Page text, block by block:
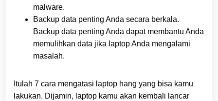
malware.
Backup data penting Anda secara berkala.
Backup data penting Anda dapat membantu Anda
memulihkan data jika laptop Anda mengalami
masalah.
Itulah 7 cara mengatasi laptop hang yang bisa kamu
lakukan. Dijamin, laptop kamu akan kembali lancar